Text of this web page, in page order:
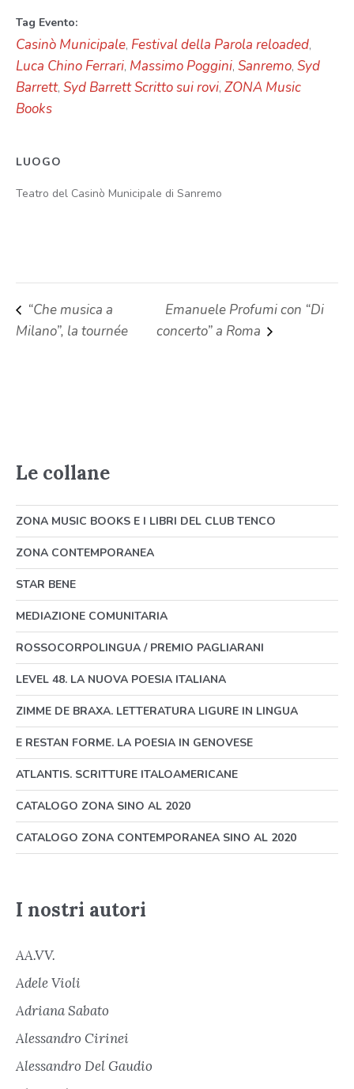
Tag Evento:
Casinò Municipale, Festival della Parola reloaded,
Luca Chino Ferrari, Massimo Poggini, Sanremo, Syd
Barrett, Syd Barrett Scritto sui rovi, ZONA Music
Books
LUOGO
Teatro del Casinò Municipale di Sanremo
“Che musica a
Milano”, la tournée
Emanuele Profumi con “Di
concerto” a Roma
Le collane
ZONA MUSIC BOOKS E I LIBRI DEL CLUB TENCO
ZONA CONTEMPORANEA
STAR BENE
MEDIAZIONE COMUNITARIA
ROSSOCORPOLINGUA / PREMIO PAGLIARANI
LEVEL 48. LA NUOVA POESIA ITALIANA
ZIMME DE BRAXA. LETTERATURA LIGURE IN LINGUA
E RESTAN FORME. LA POESIA IN GENOVESE
ATLANTIS. SCRITTURE ITALOAMERICANE
CATALOGO ZONA SINO AL 2020
CATALOGO ZONA CONTEMPORANEA SINO AL 2020
I nostri autori
AA.VV.
Adele Violi
Adriana Sabato
Alessandro Cirinei
Alessandro Del Gaudio